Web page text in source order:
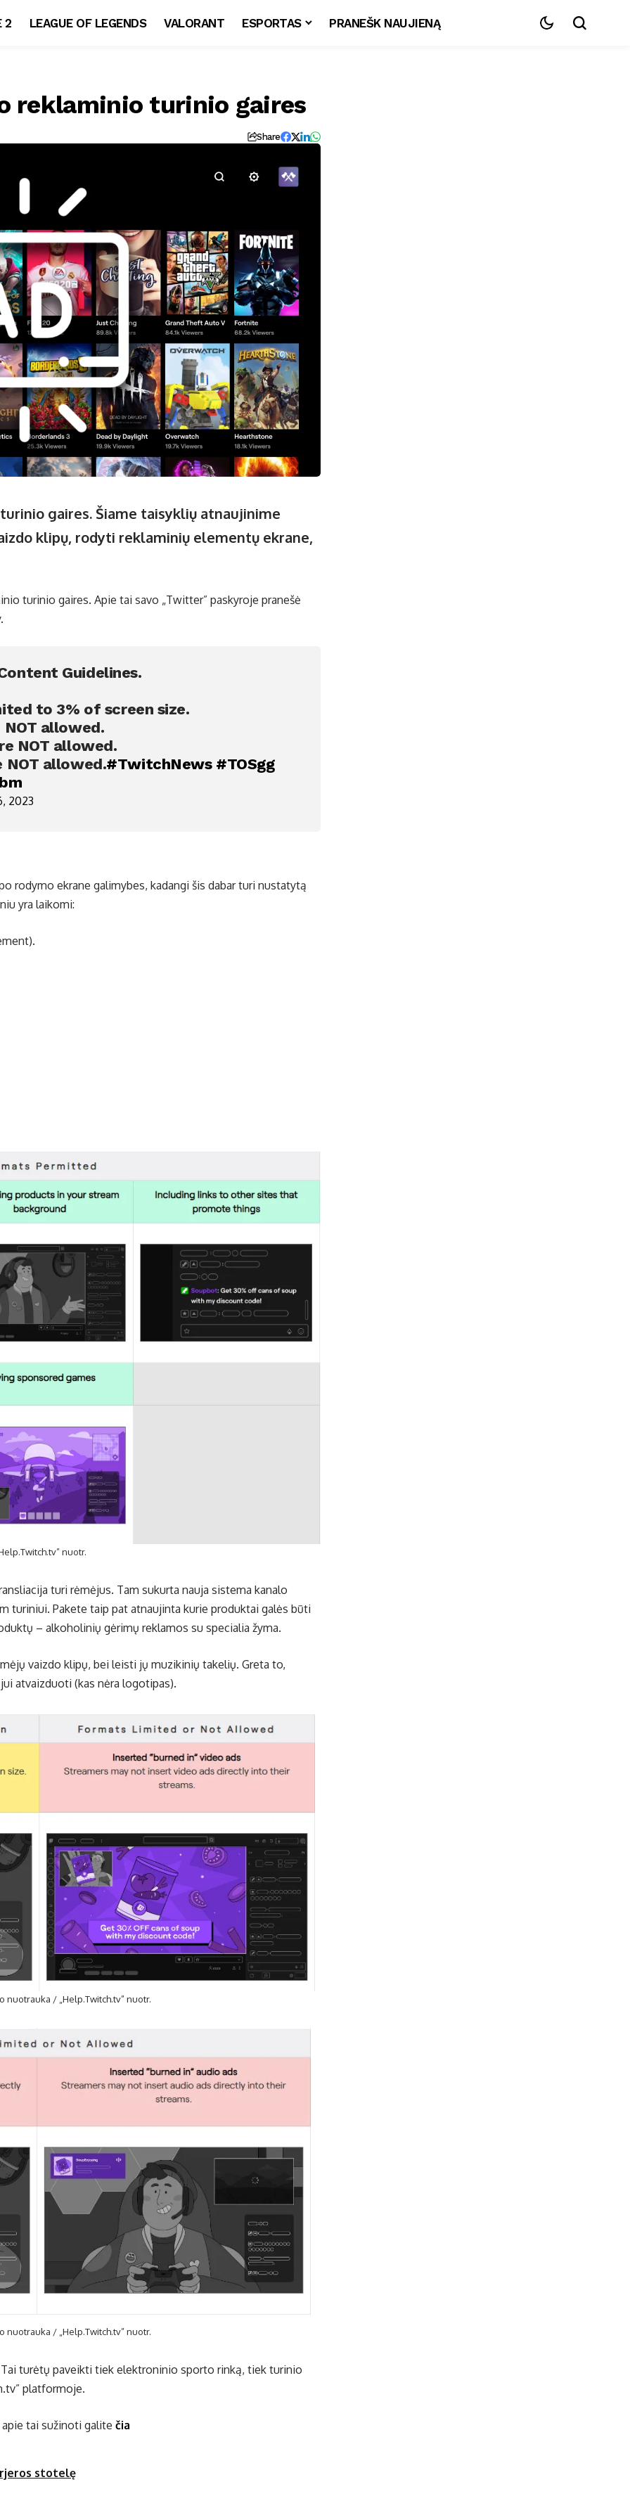
2 LEAGUE OF LEGENDS VALORANT ESPORTAS PRANEŠK NAUJIENĄ
reklaminio turinio gaires
Share
gaires. Šiame taisyklių atnaujinime
klipų, rodyti reklaminių elementų ekrane,
turinio gaires. Apie tai savo „Twitter” paskyroje pranešė
Guidelines.
to 3% of screen size.
allowed.
NOT allowed.
NOT allowed.#TwitchNews #TOSgg
2023
rodymo ekrane galimybes, kadangi šis dabar turi nustatytą
yra laikomi:
nuotr.
turi rėmėjus. Tam sukurta nauja sistema kanalo
turiniui. Pakete taip pat atnaujinta kurie produktai galės būti
– alkoholinių gėrimų reklamos su specialia žyma.
vaizdo klipų, bei leisti jų muzikinių takelių. Greta to,
atvaizduoti (kas nėra logotipas).
nuotrauka / „Help.Twitch.tv” nuotr.
nuotrauka / „Help.Twitch.tv” nuotr.
turėtų paveikti tiek elektroninio sporto rinką, tiek turinio
platformoje.
tai sužinoti galite čia
stotelę